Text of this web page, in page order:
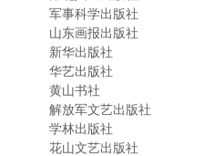
军事科学出版社
山东画报出版社
新华出版社
华艺出版社
黄山书社
解放军文艺出版社
学林出版社
花山文艺出版社